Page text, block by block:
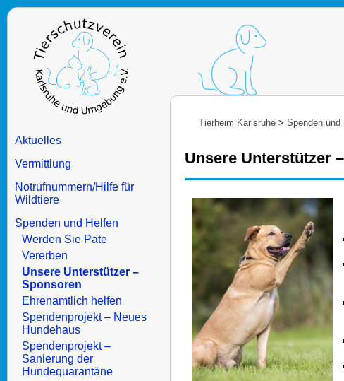
Aktuelles
Vermittlung
Notrufnummern/Hilfe für
Wildtiere
Spenden und Helfen
Werden Sie Pate
Vererben
Unsere Unterstützer –
Sponsoren
Ehrenamtlich helfen
Spendenprojekt – Neues
Hundehaus
Spendenprojekt –
Sanierung der
Hundequarantäne
Tierheim Karlsruhe > Spenden und
Unsere Unterstützer